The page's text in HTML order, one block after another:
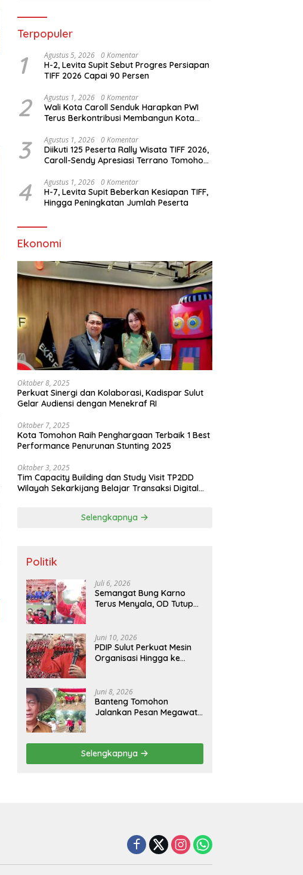
Terpopuler
1 Agustus 5, 2026 0 Komentar
H-2, Levita Supit Sebut Progres Persiapan
TIFF 2026 Capai 90 Persen
2 Agustus 1, 2026 0 Komentar
Wali Kota Caroll Senduk Harapkan PWI
Terus Berkontribusi Membangun Kota
3 Agustus 1, 2026 0 Komentar
Diikuti 125 Peserta Rally Wisata TIFF 2026,
Caroll-Sendy Apresiasi Terrano Tomohon
4 Agustus 1, 2026 0 Komentar
H-7, Levita Supit Beberkan Kesiapan TIFF,
Hingga Peningkatan Jumlah Peserta
Ekonomi
Oktober 8, 2025
Perkuat Sinergi dan Kolaborasi, Kadispar Sulut
Gelar Audiensi dengan Menekraf RI
Oktober 7, 2025
Kota Tomohon Raih Penghargaan Terbaik 1 Best
Performance Penurunan Stunting 2025
Oktober 3, 2025
Tim Capacity Building dan Study Visit TP2DD
Wilayah Sekarkijang Belajar Transaksi Digital
Selengkapnya
Politik
Juli 6, 2026
Semangat Bung Karno
Terus Menyala, OD Tutup
Juni 10, 2026
PDIP Sulut Perkuat Mesin
Organisasi Hingga ke
Juni 8, 2026
Banteng Tomohon
Jalankan Pesan Megawati
Pangan
Selengkapnya